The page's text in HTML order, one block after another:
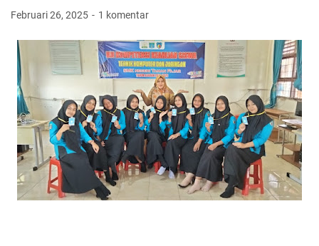
Februari 26, 2025 1 komentar